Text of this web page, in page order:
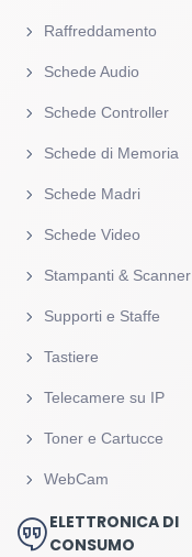
Raffreddamento
Schede Audio
Schede Controller
Schede di Memoria
Schede Madri
Schede Video
Stampanti & Scanner
Supporti e Staffe
Tastiere
Telecamere su IP
Toner e Cartucce
WebCam
ELETTRONICA DI
CONSUMO